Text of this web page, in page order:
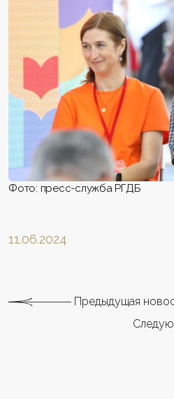
Фото: пресс-служба РГДБ
11.06.2024
Предыдущая